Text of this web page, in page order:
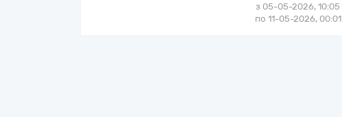
з 05-05-2026, 10:05
по 11-05-2026, 00:01